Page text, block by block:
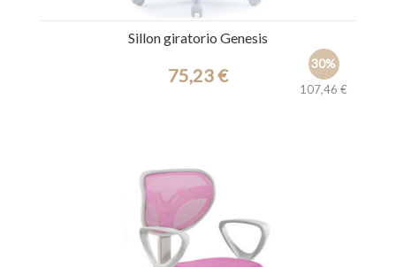
Sillon giratorio Genesis
30%
107,46 €
75,23 €